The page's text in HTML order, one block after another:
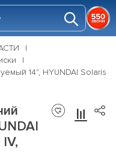
14", HYUNDAI Solaris